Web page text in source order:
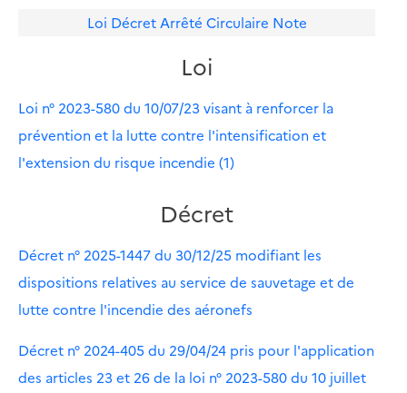
Loi Décret Arrêté Circulaire Note
Loi
Loi n° 2023-580 du 10/07/23 visant à renforcer la
prévention et la lutte contre l'intensification et
l'extension du risque incendie (1)
Décret
Décret n° 2025-1447 du 30/12/25 modifiant les
dispositions relatives au service de sauvetage et de
lutte contre l'incendie des aéronefs
Décret n° 2024-405 du 29/04/24 pris pour l'application
des articles 23 et 26 de la loi n° 2023-580 du 10 juillet